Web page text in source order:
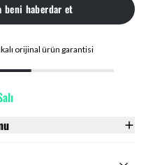
haberdar et
orijinal ürün garantisi